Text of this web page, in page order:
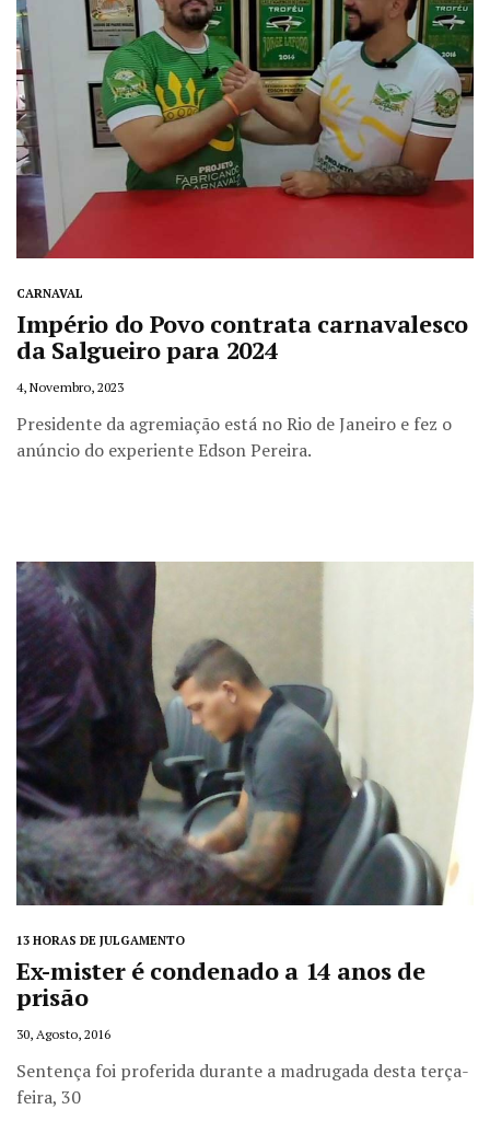
CARNAVAL
Império do Povo contrata carnavalesco
da Salgueiro para 2024
4, Novembro, 2023
Presidente da agremiação está no Rio de Janeiro e fez o
anúncio do experiente Edson Pereira.
13 HORAS DE JULGAMENTO
Ex-mister é condenado a 14 anos de
prisão
30, Agosto, 2016
Sentença foi proferida durante a madrugada desta terça-
feira, 30